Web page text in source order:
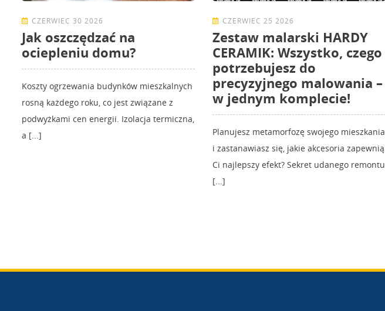
CZERWIEC 30 2026
Jak oszczędzać na
ociepleniu domu?
Koszty ogrzewania budynków mieszkalnych
rosną każdego roku, co jest związane z
podwyżkami cen energii. Izolacja termiczna,
a [...]
CZERWIEC 25 2026
Zestaw malarski HARDY
CERAMIK: Wszystko, czego
potrzebujesz do
precyzyjnego malowania –
w jednym komplecie!
Planujesz metamorfozę swojego mieszkania
i zastanawiasz się, jakie akcesoria zapewnią
Ci najlepszy efekt? Sekret udanego remontu
[...]